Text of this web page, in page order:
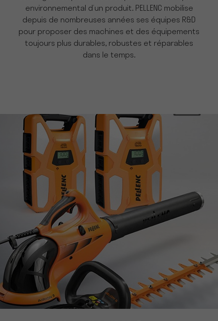
environnemental d’un produit. PELLENC mobilise
depuis de nombreuses années ses équipes R&D
pour proposer des machines et des équipements
toujours plus durables, robustes et réparables
dans le temps.